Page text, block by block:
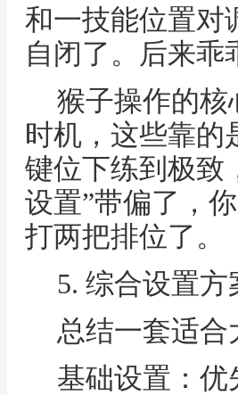
和一技能位置对
自闭了。后来乖
猴子操作的核
时机，这些靠的
键位下练到极致
设置”带偏了，
打两把排位了。
5. 综合设置
总结一套适
基础设置：